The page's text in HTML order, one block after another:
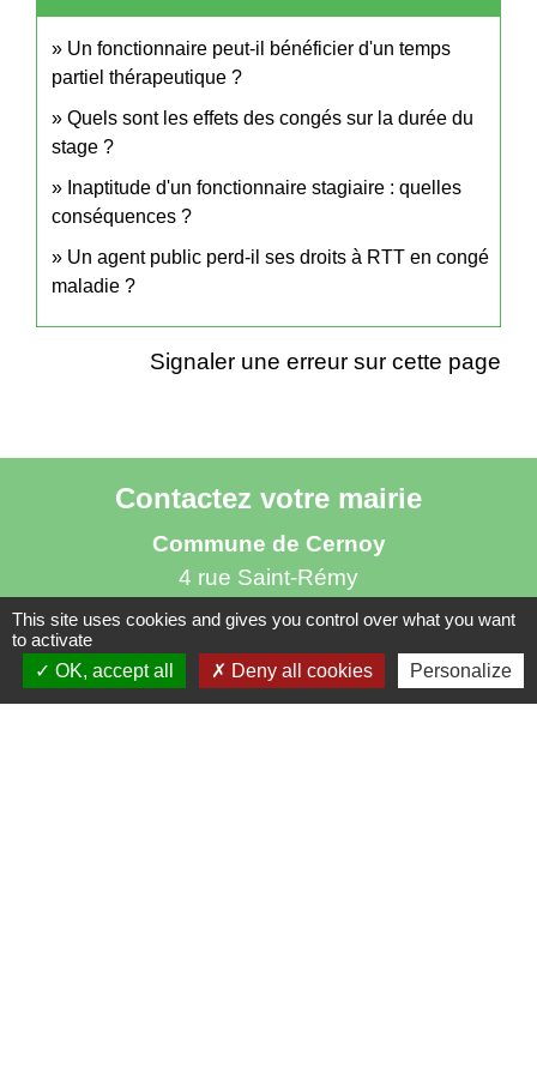
Un fonctionnaire peut-il bénéficier d'un temps
partiel thérapeutique ?
Quels sont les effets des congés sur la durée du
stage ?
Inaptitude d'un fonctionnaire stagiaire : quelles
conséquences ?
Un agent public perd-il ses droits à RTT en congé
maladie ?
Signaler une erreur sur cette page
Contactez votre mairie
Commune de Cernoy
4 rue Saint-Rémy
60190 Cernoy - FRANCE
Contact par formulaire
This site uses cookies and gives you control over what you want
to activate
OK, accept all
Deny all cookies Personalize